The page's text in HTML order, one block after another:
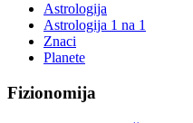
Astrologija
Astrologija 1 na 1
Znaci
Planete
Fizionomija